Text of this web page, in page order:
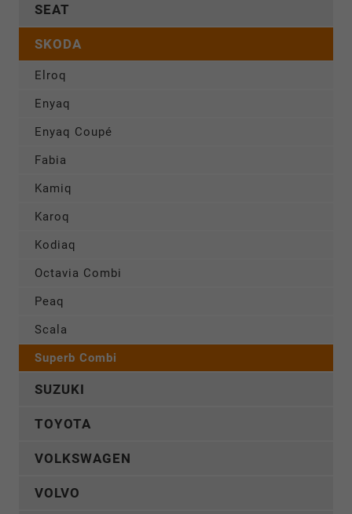
SEAT
SKODA
Elroq
Enyaq
Enyaq Coupé
Fabia
Kamiq
Karoq
Kodiaq
Octavia Combi
Peaq
Scala
Superb Combi
SUZUKI
TOYOTA
VOLKSWAGEN
VOLVO